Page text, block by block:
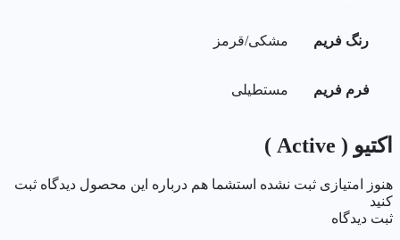
رنگ فریم مشکی/قرمز
فرم فریم مستطیلی
اکتیو ( Active )
هنوز امتیازی ثبت نشده استشما هم درباره این محصول دیدگاه ثبت
کنید
ثبت دیدگاه